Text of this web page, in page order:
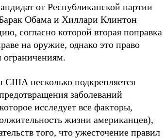
от Республиканской партии
Обама и Хиллари Клинтон
согласно которой вторая поправка
на оружие, однако это право
ограничениям.
несколько подкрепляется
заболеваний
исследует все факторы,
жизни американцев),
того, что ужесточение правил